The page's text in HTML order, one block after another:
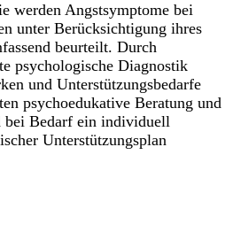
werden Angstsymptome bei
unter Berücksichtigung ihres
beurteilt. Durch
psychologische Diagnostik
und Unterstützungsbedarfe
psychoedukative Beratung und
bei Bedarf ein individuell
Unterstützungsplan